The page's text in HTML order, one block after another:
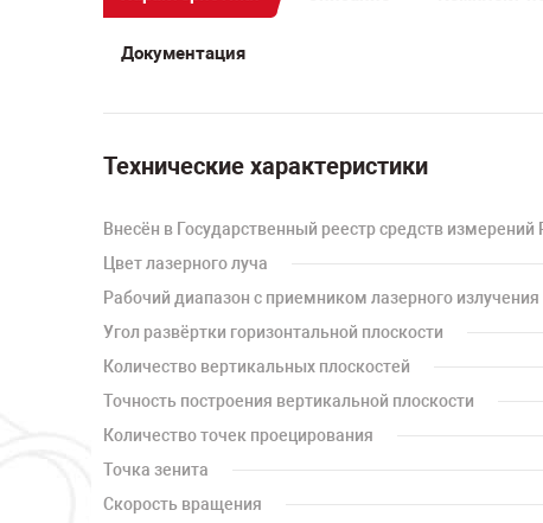
Документация
Технические характеристики
Внесён в Государственный реестр средств измерений
Цвет лазерного луча
Рабочий диапазон с приемником лазерного излучения
Угол развёртки горизонтальной плоскости
Количество вертикальных плоскостей
Точность построения вертикальной плоскости
Количество точек проецирования
Точка зенита
Скорость вращения